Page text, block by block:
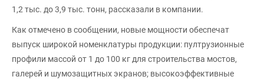
1,2 тыс. до 3,9 тыс. тонн, рассказали в компании.
Как отмечено в сообщении, новые мощности обеспечат
выпуск широкой номенклатуры продукции: пултрузионные
профили массой от 1 до 100 кг для строительства мостов,
галерей и шумозащитных экранов; высокоэффективные